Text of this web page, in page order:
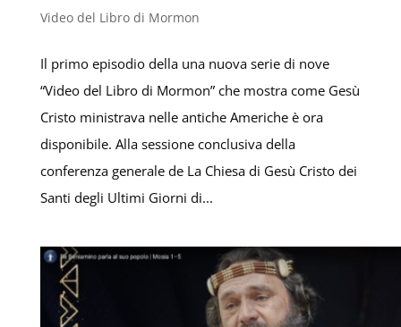
Video del Libro di Mormon
Il primo episodio della una nuova serie di nove
“Video del Libro di Mormon” che mostra come Gesù
Cristo ministrava nelle antiche Americhe è ora
disponibile. Alla sessione conclusiva della
conferenza generale de La Chiesa di Gesù Cristo dei
Santi degli Ultimi Giorni di...